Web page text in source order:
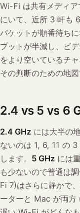
Wi-Fi は共有メディ
にいて、近所 3 軒も
パケットが順番待ち
プットが半減し、ビ
をより空いているチ
その判断のための地図
2.4 vs 5 vs 6
2.4 GHz には大半の
ないのは 1, 6, 11 の
します。 5 GHz には
も少ないので普通は調
Fi 7)はさらに静かで
ーターと Mac が両方